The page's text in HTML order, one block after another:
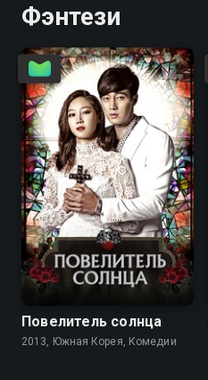
Фэнтези
8.1 8.0
Повелитель солнца
2013, Южная Корея, Комедии